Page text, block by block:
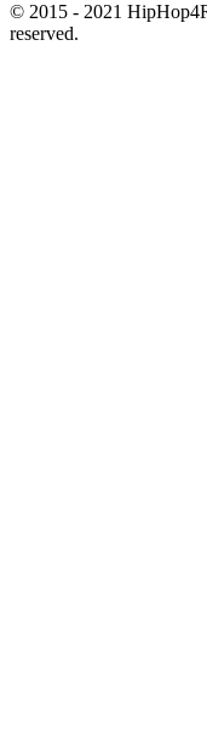
© 2015 - 2021
reserved.